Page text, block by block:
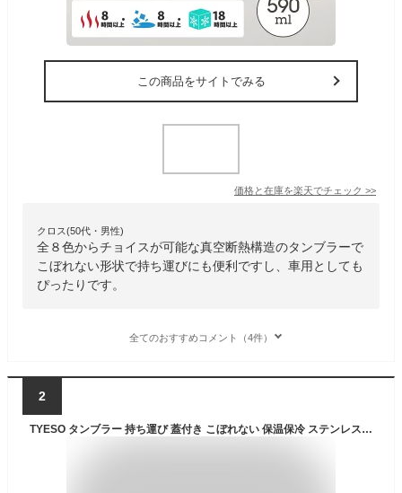
この商品をサイトでみる
価格と在庫を楽天でチェック >>
クロス(50代・男性)
全８色からチョイスが可能な真空断熱構造のタンブラーで
こぼれない形状で持ち運びにも便利ですし、車用としても
ぴったりです。
全てのおすすめコメント（4件）
2
TYESO タンブラー 持ち運び 蓋付き こぼれない 保温保冷 ステンレス コーヒーマッグ 真空断熱 二重構造 450ml 600ml コップ水筒 直飲み 保温マグ フタ付き マグボトル プレゼント用 ビジネス用 男女兼用 ステンレスタンブラー 父の日